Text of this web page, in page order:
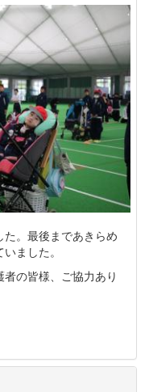
。最後まであきらめ
ました。
の皆様、ご協力あり